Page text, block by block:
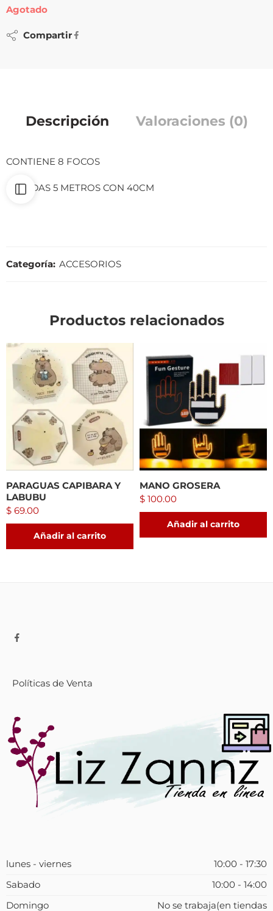
Agotado
Compartir
Descripción Valoraciones (0)
CONTIENE 8 FOCOS
MEDIDAS 5 METROS CON 40CM
Categoría: ACCESORIOS
Productos relacionados
PARAGUAS CAPIBARA Y
LABUBU
$ 69.00
Añadir al carrito
MANO GROSERA
$ 100.00
Añadir al carrito
Políticas de Venta
lunes - viernes
10:00 - 17:30
Sabado
10:00 - 14:00
Domingo
No se trabaja(en tiendas